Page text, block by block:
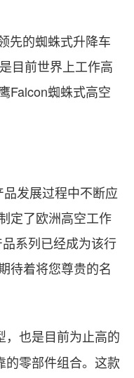
先的蜘蛛式升降车
目前世界上工作高
Falcon蜘蛛式高空
发展过程中不断应
定了欧洲高空工作
品系列已经成为该行
待着将您尊贵的名
，也是目前为止高的
的零部件组合。这款